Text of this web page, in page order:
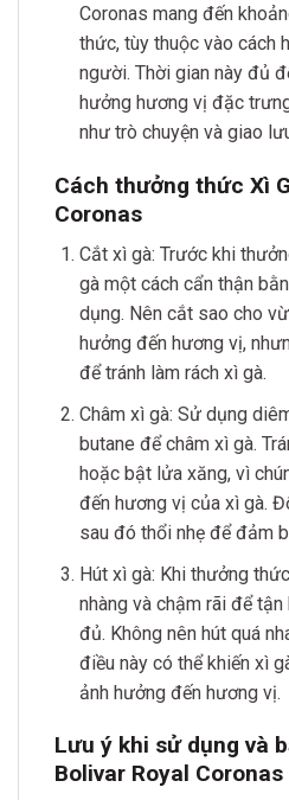
Coronas mang đến
thức, tùy thuộc vào cách
người. Thời gian này đủ
hưởng hương vị đặc
như trò chuyện và giao
Cách thưởng thức Xì
Coronas
Cắt xì gà: Trước khi
gà một cách cẩn thận
dụng. Nên cắt sao cho
hưởng đến hương vị,
để tránh làm rách xì gà.
Châm xì gà: Sử dụng
butane để châm xì gà.
hoặc bật lửa xăng, vì
đến hương vị của xì gà.
sau đó thổi nhẹ để đảm
Hút xì gà: Khi thưởng
nhàng và chậm rãi để
đủ. Không nên hút quá
điều này có thể khiến xì
ảnh hưởng đến hương vị.
Lưu ý khi sử dụng và
Bolivar Royal Coronas